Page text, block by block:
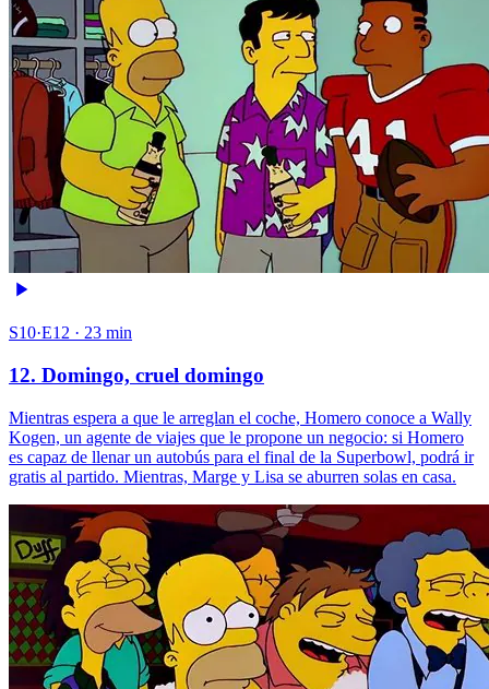
S10·E12 · 23 min
12. Domingo, cruel domingo
Mientras espera a que le arreglan el coche, Homero conoce a Wally
Kogen, un agente de viajes que le propone un negocio: si Homero
es capaz de llenar un autobús para el final de la Superbowl, podrá ir
gratis al partido. Mientras, Marge y Lisa se aburren solas en casa.